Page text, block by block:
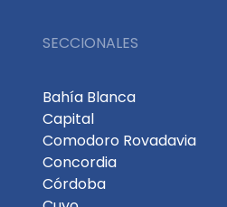
SECCIONALES
Bahía Blanca
Capital
Comodoro Rovadavia
Concordia
Córdoba